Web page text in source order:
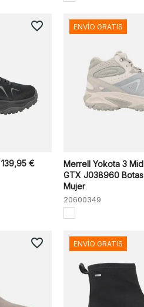
139,95 €
favorite_border
Merrell Yokota 3 Mid
GTX J038960 Botas
Mujer
20600349
ENVÍO GRATIS
favorite_border ENVÍO GRATIS